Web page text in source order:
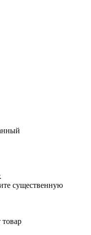
существенную
товар